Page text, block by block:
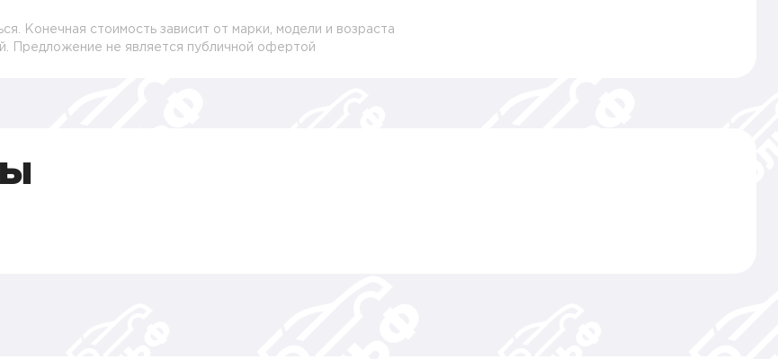
Конечная стоимость зависит от марки, модели и возраста
Предложение не является публичной офертой